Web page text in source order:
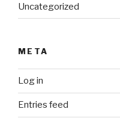
Uncategorized
META
Log in
Entries feed